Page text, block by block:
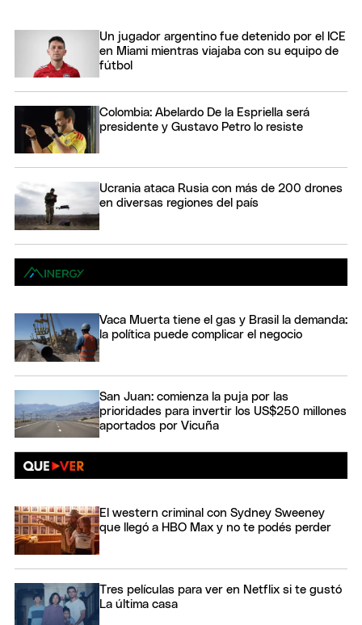
Un jugador argentino fue detenido por el ICE
en Miami mientras viajaba con su equipo de
fútbol
Colombia: Abelardo De la Espriella será
presidente y Gustavo Petro lo resiste
Ucrania ataca Rusia con más de 200 drones
en diversas regiones del país
Vaca Muerta tiene el gas y Brasil la demanda:
la política puede complicar el negocio
San Juan: comienza la puja por las
prioridades para invertir los US$250 millones
aportados por Vicuña
El western criminal con Sydney Sweeney
que llegó a HBO Max y no te podés perder
Tres películas para ver en Netflix si te gustó
La última casa